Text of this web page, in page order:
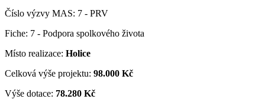
Číslo výzvy MAS: 7 - PRV
Fiche: 7 - Podpora spolkového života
Místo realizace: Holice
Celková výše projektu: 98.000 Kč
Výše dotace: 78.280 Kč